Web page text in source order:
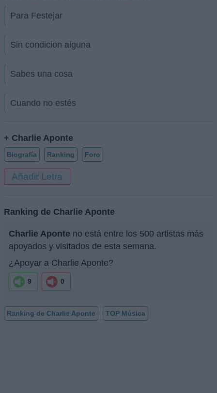
Para Festejar
Sin condicion alguna
Sabes una cosa
Cuando no estés
+ Charlie Aponte
Biografía Ranking Foro
Añadir Letra
Ranking de Charlie Aponte
Charlie Aponte no está entre los 500 artistas más
apoyados y visitados de esta semana.
¿Apoyar a Charlie Aponte?
9 0
Ranking de Charlie Aponte TOP Música